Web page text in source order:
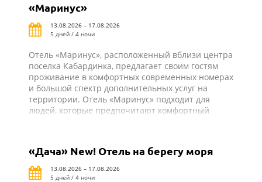
Для удобства в гостевом доме имеется кухня для
самостоятельного приготовления пищи со всем
необходимым оборудованием и закрытый
«Маринус»
13.08.2026 – 17.08.2026
5 дней / 4 ночи
Отель «Маринус», расположенный вблизи центра
поселка Кабардинка, предлагает своим гостям
проживание в комфортных современных номерах
и большой спектр дополнительных услуг на
территории. Отель «Маринус» подходит для
людей, которые предпочитают комфортный
«Дача» New! Отель на берегу моря
13.08.2026 – 17.08.2026
5 дней / 4 ночи